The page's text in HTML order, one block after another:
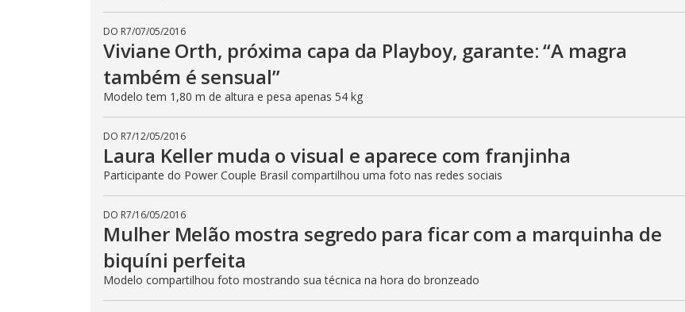
DO R7/07/05/2016
Viviane Orth, próxima capa da Playboy, garante: “A magra
também é sensual”
Modelo tem 1,80 m de altura e pesa apenas 54 kg
DO R7/12/05/2016
Laura Keller muda o visual e aparece com franjinha
Participante do Power Couple Brasil compartilhou uma foto nas redes sociais
DO R7/16/05/2016
Mulher Melão mostra segredo para ficar com a marquinha de
biquíni perfeita
Modelo compartilhou foto mostrando sua técnica na hora do bronzeado